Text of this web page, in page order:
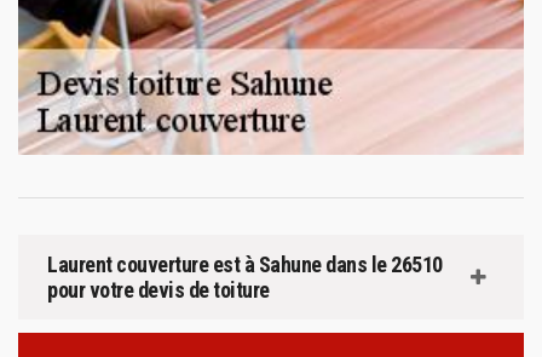
Laurent couverture est à Sahune dans le 26510
pour votre devis de toiture